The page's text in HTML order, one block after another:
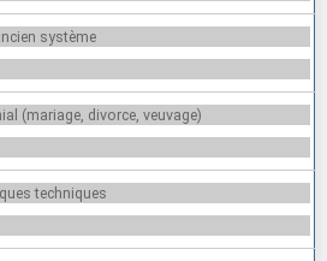
système
(mariage, divorce, veuvage)
techniques